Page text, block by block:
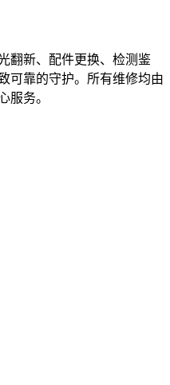
翻新、配件更换、检测鉴
可靠的守护。所有维修均由
服务。